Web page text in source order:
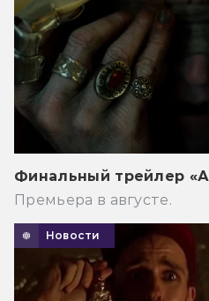
Финальный трейлер
Премьера в августе.
Новости